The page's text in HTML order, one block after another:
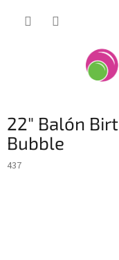
22" Balón
Bubble
437